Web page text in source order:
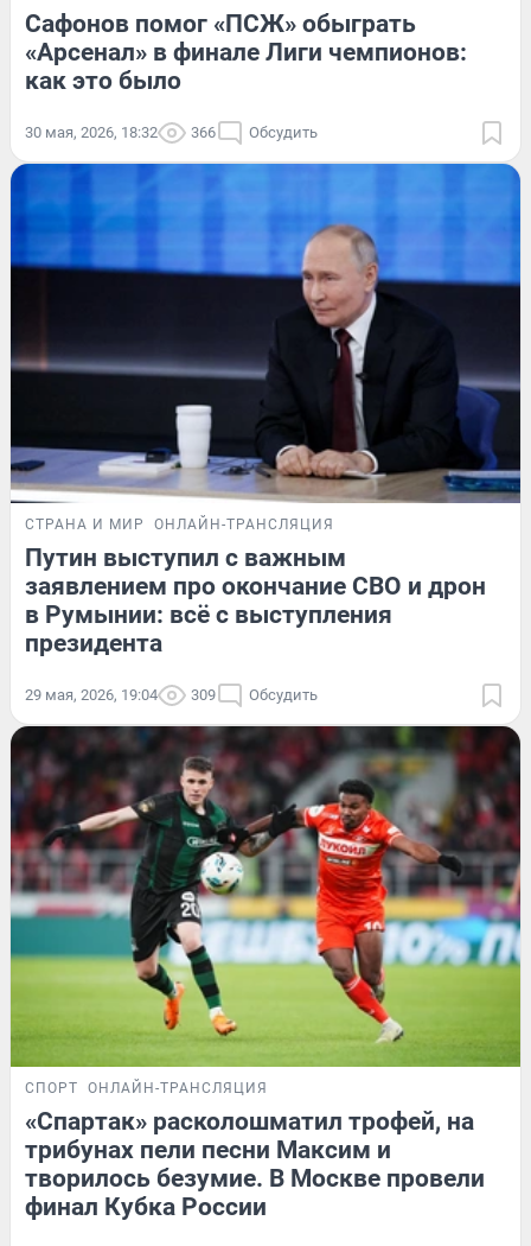
Сафонов помог «ПСЖ» обыграть
«Арсенал» в финале Лиги чемпионов:
как это было
30 мая, 2026, 18:32 366 Обсудить
СТРАНА И МИР ОНЛАЙН-ТРАНСЛЯЦИЯ
Путин выступил с важным
заявлением про окончание СВО и дрон
в Румынии: всё с выступления
президента
29 мая, 2026, 19:04 309 Обсудить
СПОРТ ОНЛАЙН-ТРАНСЛЯЦИЯ
«Спартак» расколошматил трофей, на
трибунах пели песни Максим и
творилось безумие. В Москве провели
финал Кубка России